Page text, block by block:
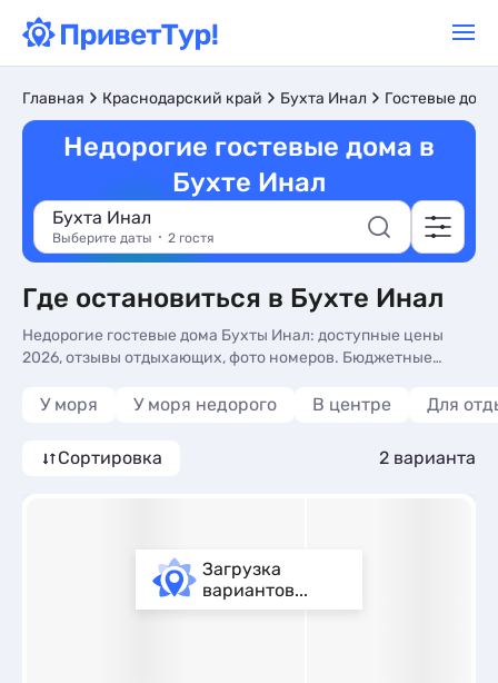
Главная Краснодарский край Бухта Инал Гостевые дома
Недорогие гостевые дома в
Бухте Инал
Бухта Инал
Выберите даты 2 гостя
Где остановиться в Бухте Инал
Недорогие гостевые дома Бухты Инал: доступные цены
2026, отзывы отдыхающих, фото номеров. Бюджетные
10 вариантов, от 1800 руб, номера с общей кухней, сменой
У моря У моря недорого В центре Для
Сортировка 2 варианта
Загрузка
вариантов...